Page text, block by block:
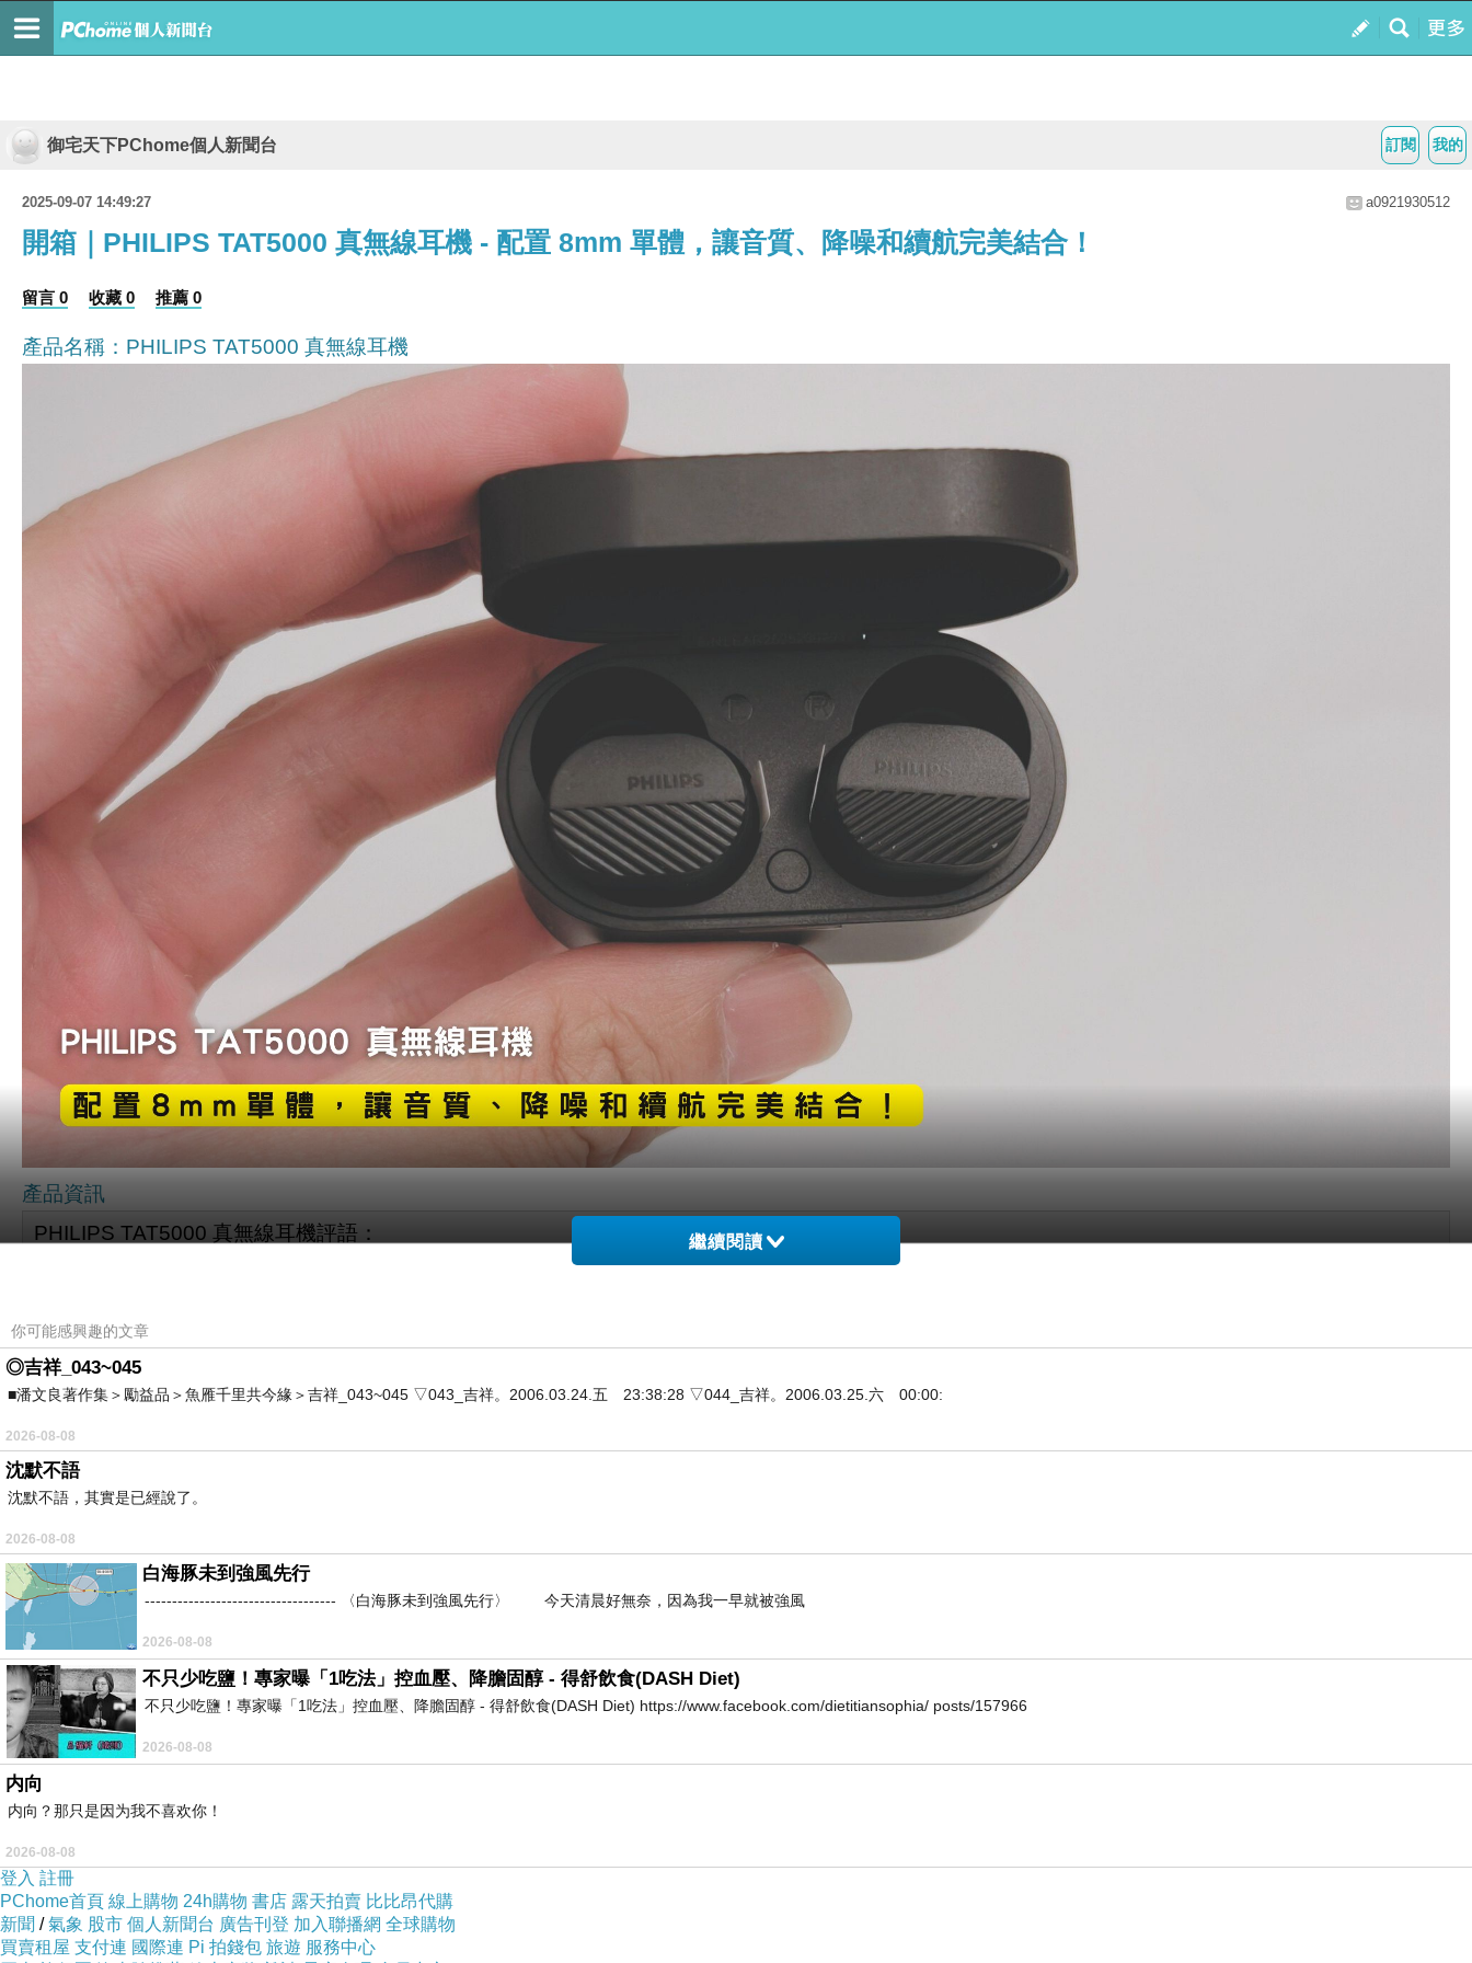
我的
訂閱
御宅天下PChome個人新聞台
2025-09-07 14:49:27 a0921930512
開箱｜PHILIPS TAT5000 真無線耳機 - 配置 8mm 單體，讓音質、降噪和續航完美結合！
留言 0 收藏 0 推薦 0
產品名稱：PHILIPS TAT5000 真無線耳機
產品資訊
PHILIPS TAT5000 真無線耳機評語：
又是一副很推薦給日常環境下使用的無線耳機之作！塞進 8 mm 尺寸的單體 + 6 顆麥克風，讓用戶可以享受音質、降噪、續航一次到位的耳機！解決日常
本次多尼再次收到飛利浦邀約開箱新推出的「PHILIPS TAT5000 真無線耳機」，其耳機經過多尼親自實測非常推薦給日常需求者！一次滿足平常生活中對於
音質、降噪、續航的使用所需！簡單又純粹的做到一副耳機該做的事情，當然現在標配 APP 功能 PHILIPS TAT5000 真無線耳機也有支援！如果各位讀者在
找日常使用的耳機那這副值得評估購買回家。
▼ PHILIPS TAT5000 真無線耳機的產品頁面
繼續閱讀
你可能感興趣的文章
◎吉祥_043~045
■潘文良著作集＞勵益品＞魚雁千里共今緣＞吉祥_043~045 ▽043_吉祥。2006.03.24.五 23:38:28 ▽044_吉祥。2006.03.25.六 00:00:
2026-08-08
沈默不語
沈默不語，其實是已經說了。
2026-08-08
白海豚未到強風先行
----------------------------------- 〈白海豚未到強風先行〉 今天清晨好無奈，因為我一早就被強風
2026-08-08
不只少吃鹽！專家曝「1吃法」控血壓、降膽固醇 - 得舒飲食(DASH Diet)
不只少吃鹽！專家曝「1吃法」控血壓、降膽固醇 - 得舒飲食(DASH Diet) https://www.facebook.com/dietitiansophia/ posts/157966
2026-08-08
内向
内向？那只是因为我不喜欢你！
2026-08-08
登入 註冊
PChome首頁 線上購物 24h購物 書店 露天拍賣 比比昂代購
新聞 /氣象 股市 個人新聞台 廣告刊登 加入聯播網 全球購物
買賣租屋 支付連 國際連 Pi 拍錢包 旅遊 服務中心